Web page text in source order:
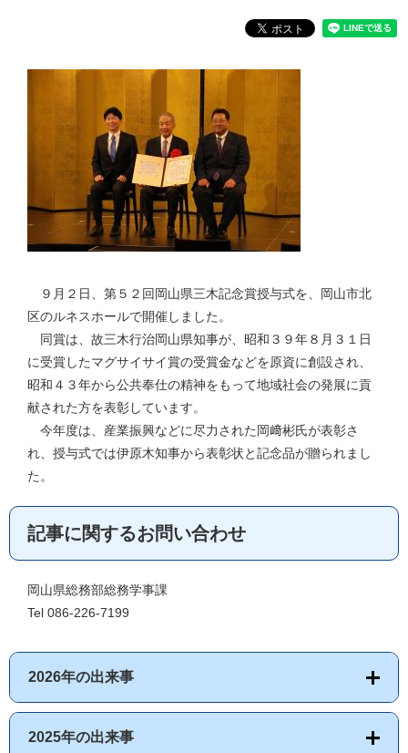
９月２日、第５２回岡山県三木記念賞授与式を、岡山市北
区のルネスホールで開催しました。
同賞は、故三木行治岡山県知事が、昭和３９年８月３１日
に受賞したマグサイサイ賞の受賞金などを原資に創設され、
昭和４３年から公共奉仕の精神をもって地域社会の発展に貢
献された方を表彰しています。
今年度は、産業振興などに尽力された岡﨑彬氏が表彰さ
れ、授与式では伊原木知事から表彰状と記念品が贈られまし
た。
記事に関するお問い合わせ
岡山県総務部総務学事課
Tel 086-226-7199
2026年の出来事
2025年の出来事